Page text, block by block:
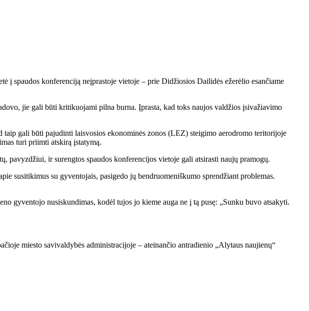
į spaudos konferenciją neįprastoje vietoje – prie Didžiosios Dailidės ežerėlio esančiame
jie gali būti kritikuojami pilna burna. Įprasta, kad toks naujos valdžios įsivažiavimo
gali būti pajudinti laisvosios ekonominės zonos (LEZ) steigimo aerodromo teritorijoje
turi priimti atskirą įstatymą.
pavyzdžiui, ir surengtos spaudos konferencijos vietoje gali atsirasti naujų pramogų.
susitikimus su gyventojais, pasigedo jų bendruomeniškumo sprendžiant problemas.
gyventojo nusiskundimas, kodėl tujos jo kieme auga ne į tą pusę: „Sunku buvo atsakyti.
miesto savivaldybės administracijoje – ateinančio antradienio „Alytaus naujienų“